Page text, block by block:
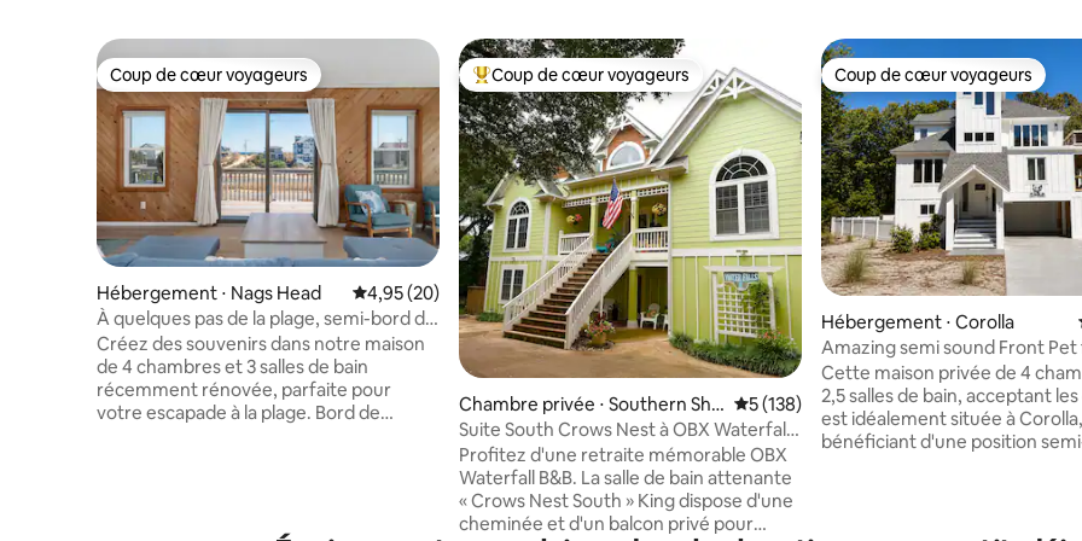
Coup de cœur voyageurs
Coup de cœur voyageurs
Hébergement ⋅ Nags Head Évaluation moyenne sur la base de 20 commentaires : 4,95 sur 5
4,95 (20)
À quelques pas de la plage, semi-bord de
mer, vue sur le Sound, piscine
Créez des souvenirs dans notre maison
de 4 chambres et 3 salles de bain
récemment rénovée, parfaite pour
votre escapade à la plage. Bord de
COMPLÈTES sont équipées de
Coups de cœur voyageurs les plus appréciés
Coup de cœur voyageurs
Chambre privée ⋅ Southern Sho
res
Évaluation moyenne sur la base de 138
5 (138)
Suite South Crows Nest à OBX Waterfall
B&B
Profitez d'une retraite mémorable OBX
Waterfall B&B. La salle de bain attenante
« Crows Nest South » King dispose d'une
cheminée et d'un balcon privé pour
Coup de cœur voyageurs
Coup de cœur voyageurs
Hébergement ⋅ Corolla
Amazing semi sound Front
home
Cette maison privée de 4
2,5 salles de bain, acceptant
est idéalement située à Corolla,
bénéficiant d'une position
accès facile aux incroyables